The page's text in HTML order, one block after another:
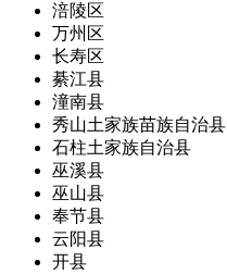
涪陵区
万州区
长寿区
綦江县
潼南县
秀山土家族苗族自治县
石柱土家族自治县
巫溪县
巫山县
奉节县
云阳县
开县